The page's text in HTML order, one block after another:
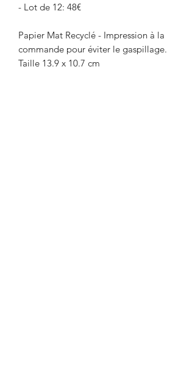
- Lot de 12: 48€
Papier Mat Recyclé - Impression à la
commande pour éviter le gaspillage.
Taille 13.9 x 10.7 cm